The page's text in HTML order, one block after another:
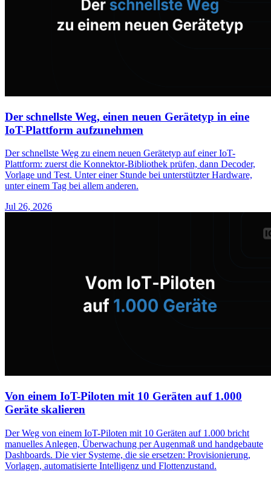
Der schnellste Weg, einen neuen Gerätetyp in eine
IoT-Plattform aufzunehmen
Der schnellste Weg zu einem neuen Gerätetyp auf einer IoT-
Plattform: zuerst die Konnektor-Bibliothek prüfen, dann Decoder,
Vorlage und Test. Unter einer Stunde bei unterstützter Hardware,
unter einem Tag bei allem anderen.
Jul 26, 2026
Von einem IoT-Piloten mit 10 Geräten auf 1.000
Geräte skalieren
Der Weg von einem IoT-Piloten mit 10 Geräten auf 1.000 bricht
manuelles Anlegen, Überwachung per Augenmaß und handgebaute
Dashboards. Die vier Systeme, die sie ersetzen: Provisionierung,
Vorlagen, automatisierte Intelligenz und Flottenzustand.